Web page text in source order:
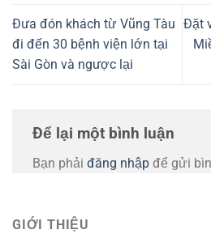
Đưa đón khách từ Vũng Tàu
đi đến 30 bệnh viện lớn tại
Sài Gòn và ngược lại
Đặt
Để lại một bình luận
Bạn phải đăng nhập để gửi
GIỚI THIỆU